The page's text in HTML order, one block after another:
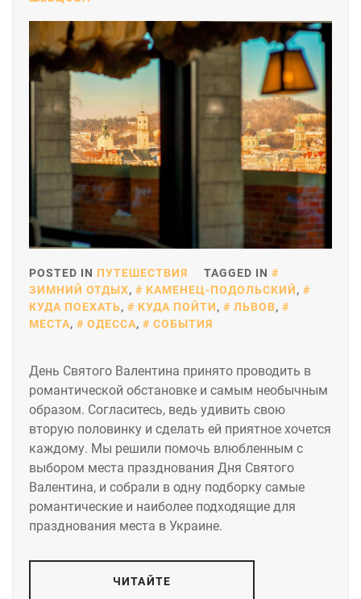
POSTED IN ПУТЕШЕСТВИЯ
TAGGED IN
ЗИМНИЙ ОТДЫХ, КАМЕНЕЦ-ПОДОЛЬСКИЙ,
КУДА ПОЕХАТЬ, КУДА ПОЙТИ, ЛЬВОВ,
МЕСТА, ОДЕССА, СОБЫТИЯ
День Святого Валентина принято проводить в
романтической обстановке и самым необычным
образом. Согласитесь, ведь удивить свою
вторую половинку и сделать ей приятное хочется
каждому. Мы решили помочь влюбленным с
выбором места празднования Дня Святого
Валентина, и собрали в одну подборку самые
романтические и наиболее подходящие для
празднования места в Украине.
ЧИТАЙТЕ